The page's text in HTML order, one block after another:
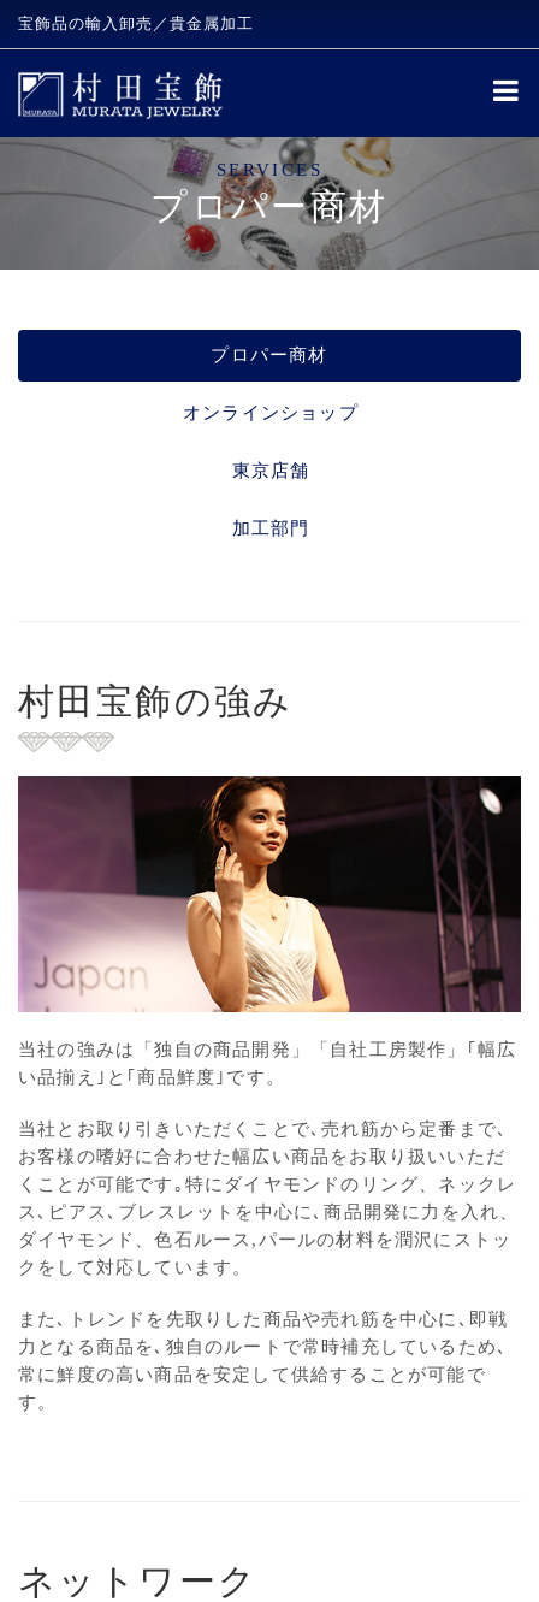
宝飾品の輸入卸売／貴金属加工
SERVICES
プロパー商材
プロパー商材
オンラインショップ
東京店舗
加工部門
村田宝飾の強み
当社の強みは「独自の商品開発」「自社工房製作」｢幅広
い品揃え｣と｢商品鮮度｣です。
当社とお取り引きいただくことで､売れ筋から定番まで､
お客様の嗜好に合わせた幅広い商品をお取り扱いいただ
くことが可能です｡特にダイヤモンドのリング、ネックレ
ス､ピアス､ブレスレットを中心に､商品開発に力を入れ、
ダイヤモンド、色石ルース,パールの材料を潤沢にストッ
クをして対応しています。
また､トレンドを先取りした商品や売れ筋を中心に､即戦
力となる商品を､独自のルートで常時補充しているため､
常に鮮度の高い商品を安定して供給することが可能で
す。
ネットワーク